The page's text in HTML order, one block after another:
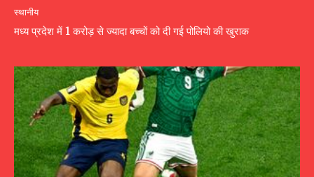
स्थानीय
मध्य प्रदेश में 1 करोड़ से ज्यादा बच्चों को दी गई पोलियो की खुराक